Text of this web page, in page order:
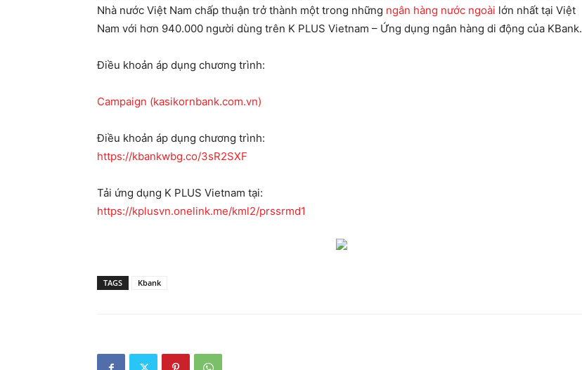
Nhà nước Việt Nam chấp thuận trở thành một trong những ngân hàng nước ngoài lớn nhất tại Việt
Nam với hơn 940.000 người dùng trên K PLUS Vietnam – Ứng dụng ngân hàng di động của KBank.
Điều khoản áp dụng chương trình:
Campaign (kasikornbank.com.vn)
Điều khoản áp dụng chương trình:
https://kbankwbg.co/3sR2SXF
Tải ứng dụng K PLUS Vietnam tại:
https://kplusvn.onelink.me/kml2/prssrmd1
TAGS Kbank